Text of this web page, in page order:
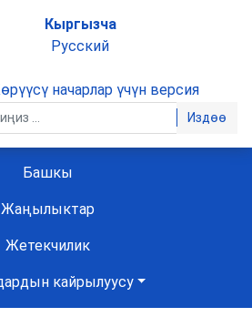
Кыргызча
Русский
начарлар үчүн версия
Издөө
Башкы
Жаңылыктар
Жетекчилик
кайрылуусу